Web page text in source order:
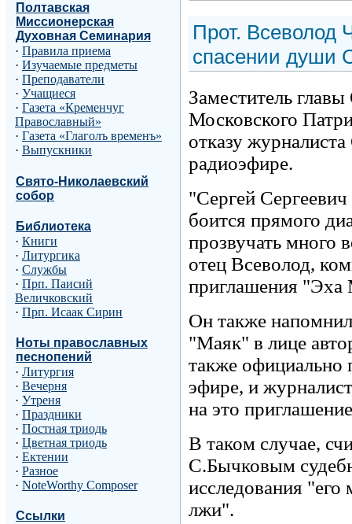
Полтавская
Миссионерская
Духовная Семинария
· Правила приема
· Изучаемые предметы
· Преподаватели
· Учащиеся
· Газета «Кременчуг
Православный»
· Газета «Глаголъ временъ»
· Выпускники
Свято-Николаевский
собор
Библиотека
· Книги
· Литургика
· Службы
· Прп. Паисий
Величковский
· Прп. Исаак Сирин
Ноты православных
песнопений
· Литургия
· Вечерня
· Утреня
· Праздники
· Постная триодь
· Цветная триодь
· Ектении
· Разное
· NoteWorthy Composer
Ссылки
Прот. Всеволод
спасении души
Заместитель
Московского
отказу
радиоэфире.
"Сергей
боится прямого
прозвучать много
отец Всеволод,
приглашения "Эха
Он также
"Маяк" в лице
также официально
эфире, и
на это
В таком случае,
С.Бычковым
исследования "его
лжи".